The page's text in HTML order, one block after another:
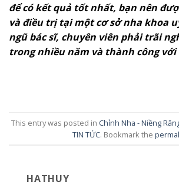
để có kết quả tốt nhất, bạn nên
và điều trị tại một cơ sở nha khoa
ngũ bác sĩ, chuyên viên phải trãi
trong nhiều năm và thành công
This entry was posted in Chỉnh Nha - Niềng
TIN TỨC. Bookmark the
HATHUY